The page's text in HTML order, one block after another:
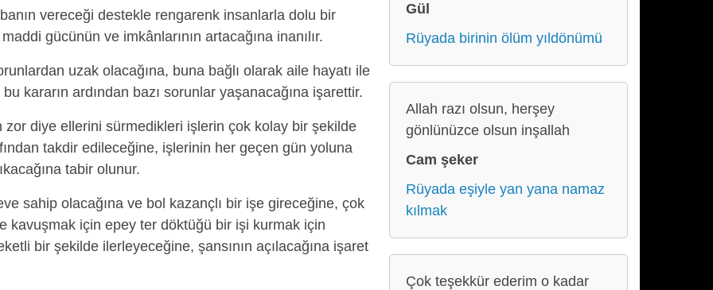
vereceği destekle rengarenk insanlarla dolu bir
gücünün ve imkânlarının artacağına inanılır.
uzak olacağına, buna bağlı olarak aile hayatı ile
kararın ardından bazı sorunlar yaşanacağına işarettir.
zor diye ellerini sürmedikleri işlerin çok kolay bir şekilde
takdir edileceğine, işlerinin her geçen gün yoluna
tabir olunur.
sahip olacağına ve bol kazançlı bir işe gireceğine, çok
kavuşmak için epey ter döktüğü bir işi kurmak için
bir şekilde ilerleyeceğine, şansının açılacağına işaret
Gül
Rüyada birinin ölüm yıldönümü
Allah razı olsun, herşey
gönlünüzce olsun inşallah
Cam şeker
Rüyada eşiyle yan yana namaz
kılmak
Çok teşekkür ederim o kadar